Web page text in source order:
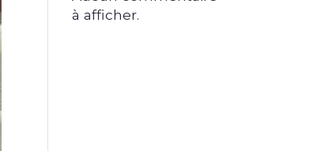
à afficher.